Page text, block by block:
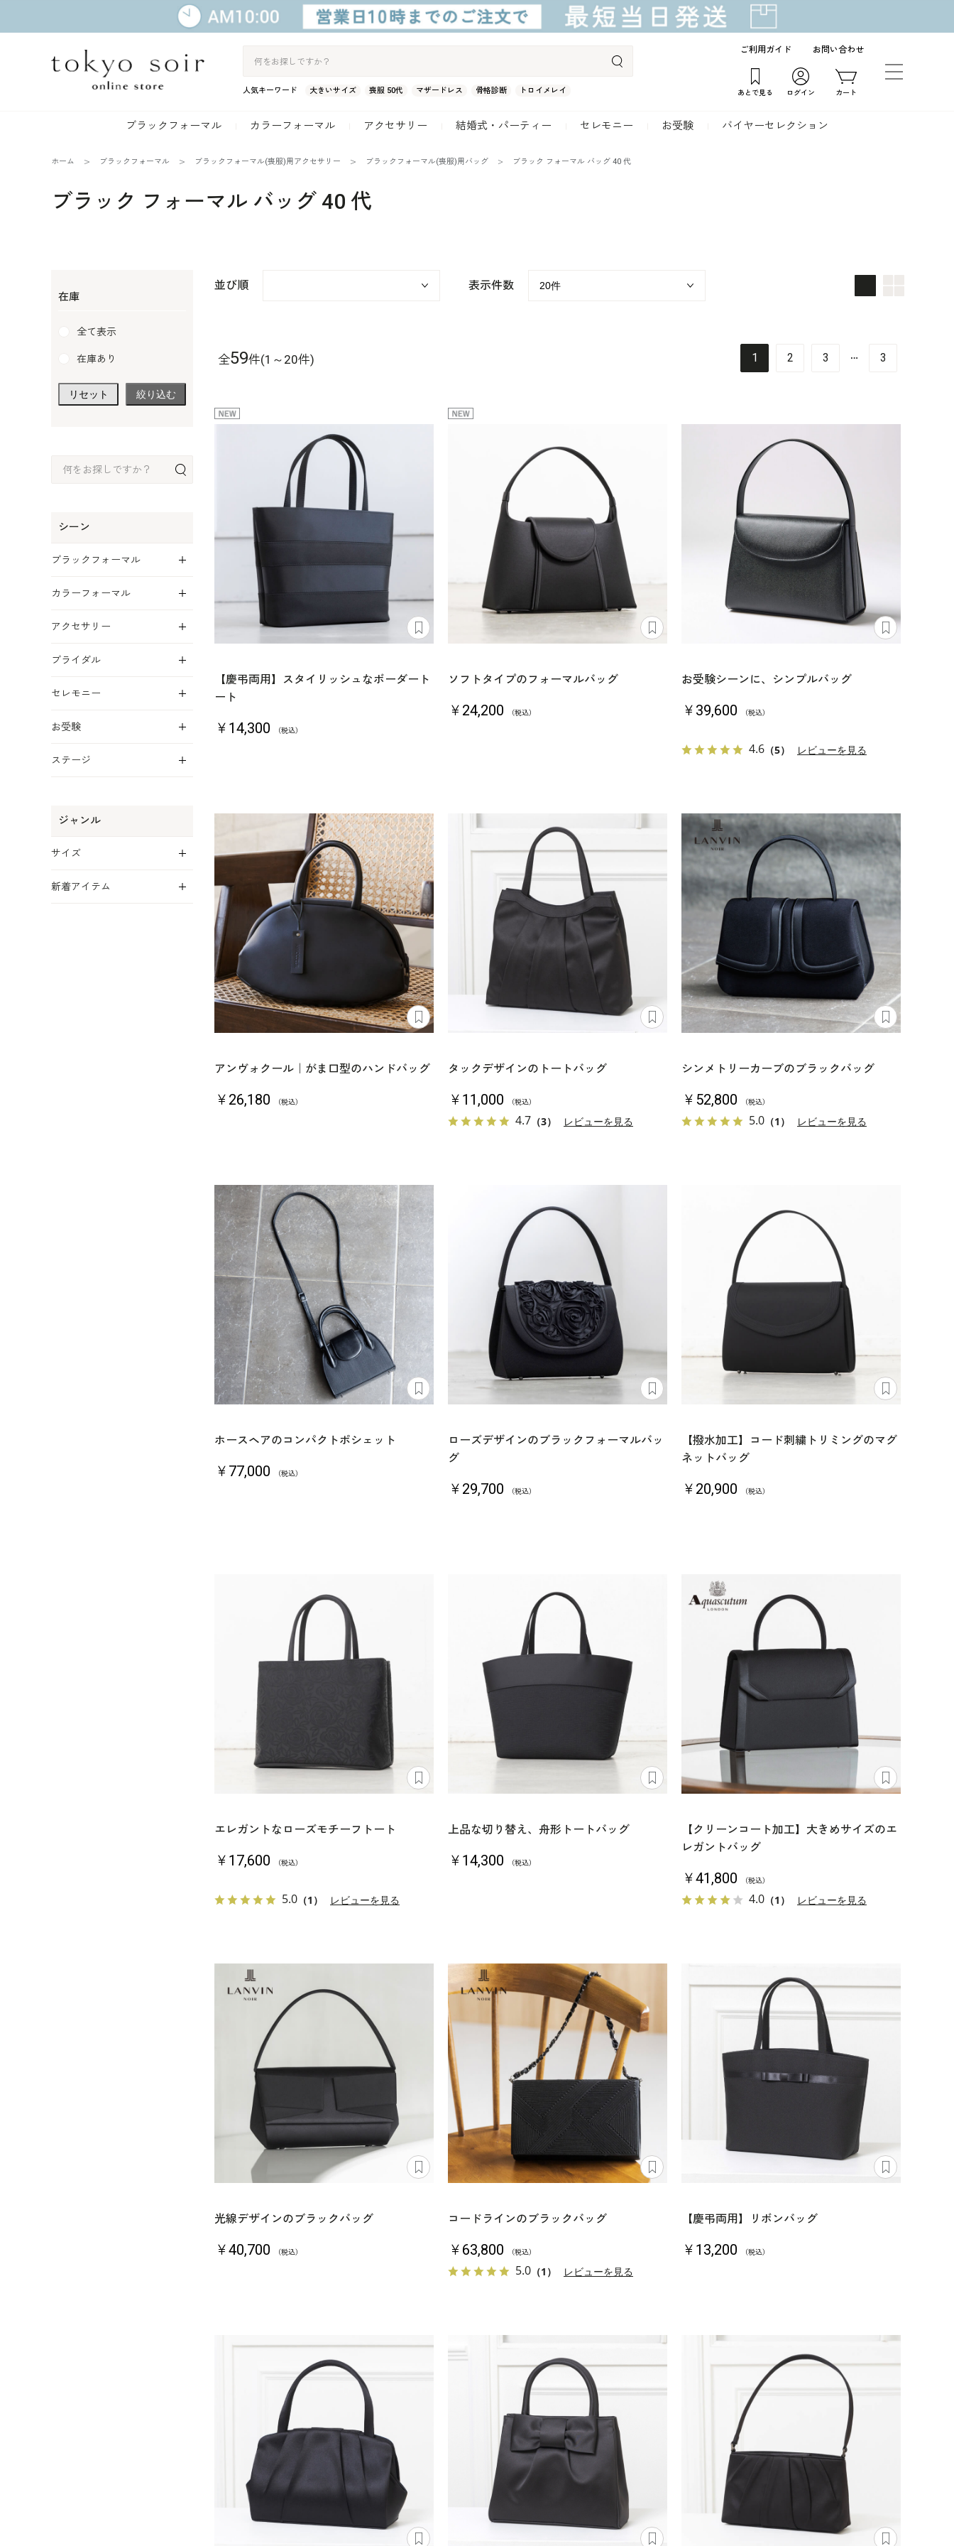
人気キーワード 大きいサイズ 喪服 50代 マザードレス 骨格診断 トロイメレイ
ご利用ガイド お問い合わせ
あとで見る ログイン カート
ブラックフォーマル カラーフォーマル アクセサリー 結婚式・パーティー セレモニー お受験 バイヤーセレクション
ホーム ブラックフォーマル ブラックフォーマル(喪服)用アクセサリー ブラックフォーマル(喪服)用バッグ ブラック フォーマル バッグ 40 代
ブラック フォーマル バッグ 40 代
並び順 表示件数
全59件(1～20件) 1 2 3 3
【慶弔両用】スタイリッシュなボーダート
ート
￥14,300 （税込）
ソフトタイプのフォーマルバッグ
￥24,200 （税込）
お受験シーンに、シンプルバッグ
￥39,600 （税込）
4.6（5） レビューを見る
アンヴォクール｜がま口型のハンドバッグ
￥26,180 （税込）
タックデザインのトートバッグ
￥11,000 （税込）
4.7（3） レビューを見る
シンメトリーカーブのブラックバッグ
￥52,800 （税込）
5.0（1） レビューを見る
ホースヘアのコンパクトポシェット
￥77,000 （税込）
ローズデザインのブラックフォーマルバッ
グ
￥29,700 （税込）
【撥水加工】コード刺繍トリミングのマグ
ネットバッグ
￥20,900 （税込）
エレガントなローズモチーフトート
￥17,600 （税込）
5.0 （1） レビューを見る
上品な切り替え、舟形トートバッグ
￥14,300 （税込）
【クリーンコート加工】大きめサイズのエ
レガントバッグ
￥41,800 （税込）
4.0（1） レビューを見る
光線デザインのブラックバッグ
￥40,700 （税込）
コードラインのブラックバッグ
￥63,800 （税込）
5.0（1） レビューを見る
【慶弔両用】リボンバッグ
￥13,200 （税込）
在庫
全て表示
在庫あり
リセット 絞り込む
シーン
ブラックフォーマル
カラーフォーマル
アクセサリー
ブライダル
セレモニー
お受験
ステージ
ジャンル
サイズ
新着アイテム